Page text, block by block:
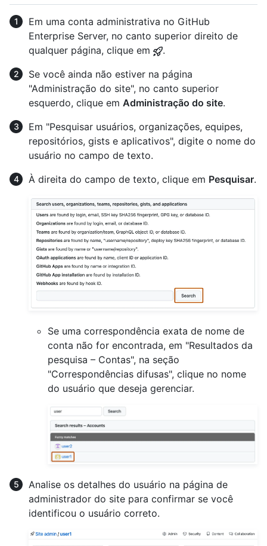
Em uma conta administrativa no GitHub
Enterprise Server, no canto superior direito de
qualquer página, clique em
.
Se você ainda não estiver na página
"Administração do site", no canto superior
esquerdo, clique em Administração do site.
Em "Pesquisar usuários, organizações, equipes,
repositórios, gists e aplicativos", digite o nome do
usuário no campo de texto.
À direita do campo de texto, clique em Pesquisar.
Se uma correspondência exata de nome de
conta não for encontrada, em "Resultados da
pesquisa – Contas", na seção
"Correspondências difusas", clique no nome
do usuário que deseja gerenciar.
Analise os detalhes do usuário na página de
administrador do site para confirmar se você
identificou o usuário correto.